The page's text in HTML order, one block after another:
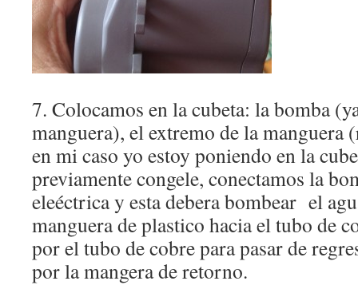
7. Colocamos en la cubeta: la bomba
manguera), el extremo de la manguera
en mi caso yo estoy poniendo en la
previamente congele, conectamos la
eleéctrica y esta debera bombear el
manguera de plastico hacia el tubo de
por el tubo de cobre para pasar de
por la mangera de retorno.